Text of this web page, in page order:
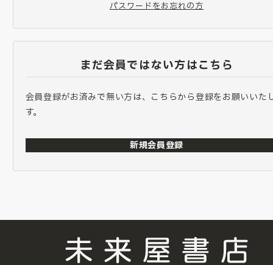
パスワードをお忘れの方
まだ会員ではない方はこちら
会員登録がお済みで無い方は、こちらから登録をお願いいた
す。
新規会員登録